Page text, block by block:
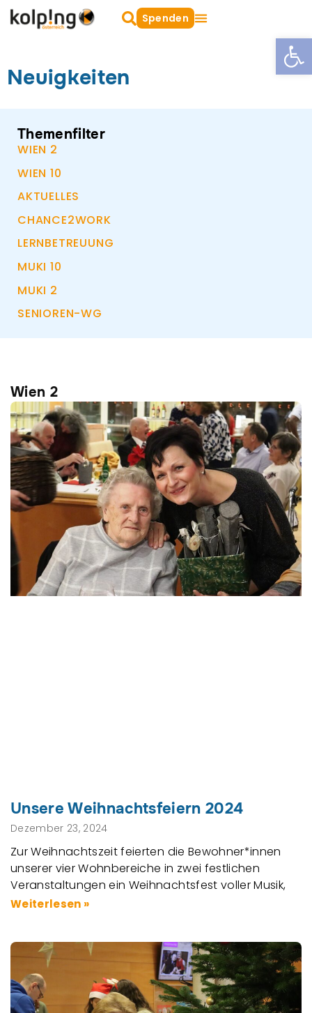
Zum
Inhalt
Suche
oeffnen
Spenden
Neuigkeiten
Themenfilter
WIEN 2
WIEN 10
AKTUELLES
CHANCE2WORK
LERNBETREUUNG
MUKI 10
MUKI 2
SENIOREN-WG
Wien 2
Unsere Weihnachtsfeiern 2024
Dezember 23, 2024
Zur Weihnachtszeit feierten die Bewohner*innen
unserer vier Wohnbereiche in zwei festlichen
Veranstaltungen ein Weihnachtsfest voller Musik,
Weiterlesen »
SeiteSeiteSeite